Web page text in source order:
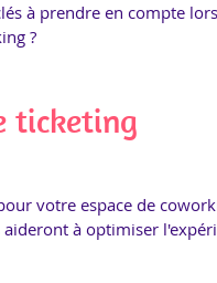
à prendre en compte
?
ticketing
votre espace de
à optimiser